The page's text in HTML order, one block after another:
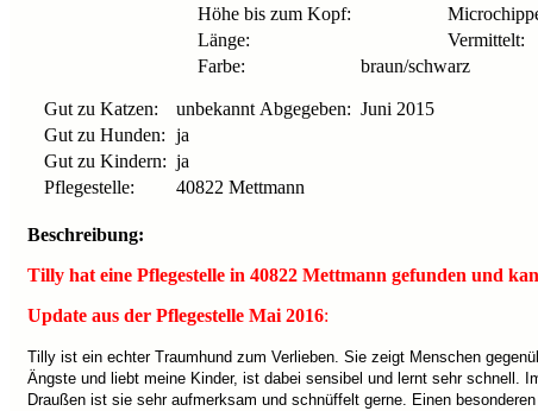
Höhe bis zum Kopf:
Länge:
Vermittelt:
Farbe:
braun/schwarz
Gut zu Katzen: unbekannt Abgegeben: Juni 2015
Gut zu Hunden: ja
Gut zu Kindern: ja
Pflegestelle:
40822 Mettmann
Beschreibung:
Tilly hat eine Pflegestelle in 40822 Mettmann gefunden und
Update aus der Pflegestelle Mai 2016:
Tilly ist ein echter Traumhund zum Verlieben. Sie zeigt Menschen
Ängste und liebt meine Kinder, ist dabei sensibel und lernt sehr schnell.
Draußen ist sie sehr aufmerksam und schnüffelt gerne. Einen